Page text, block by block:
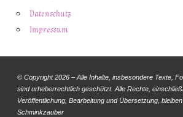
Datenschutz
Impressum
© Copyright 2026 – Alle Inhalte, insbesondere Texte,
sind urheberrechtlich geschützt. Alle Rechte,
Veröffentlichung, Bearbeitung und Übersetzung,
Schminkzauber